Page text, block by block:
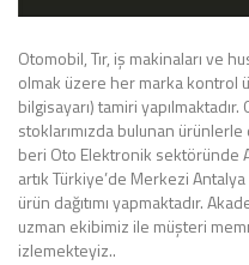
Otomobil, Tır, iş makinaları ve
olmak üzere her marka kontrol
bilgisayarı) tamiri
stoklarımızda bulunan
beri Oto Elektronik sektöründe
artık Türkiye’de Merkezi
ürün dağıtımı yapmaktadır.
uzman ekibimiz ile müşteri
izlemekteyiz..